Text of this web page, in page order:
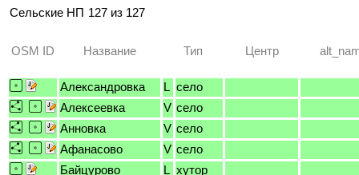
Сельские НП 127 из 127
OSM ID Название Тип Центр
Александровка L село
Алексеевка
V село
Анновка
V село
Афанасово
V село
Байцурово
L хутор